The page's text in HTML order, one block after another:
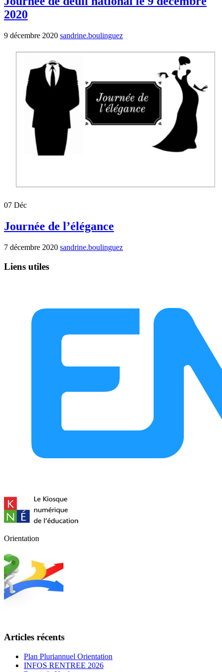
2020
9 décembre 2020 sandrine.boulinguez
07 Déc
Journée de l’élégance
7 décembre 2020 sandrine.boulinguez
Liens utiles
Orientation
Articles récents
Plan Pluriannuel Orientation
INFOS RENTREE 2026